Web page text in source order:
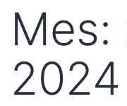
Mes:
2024